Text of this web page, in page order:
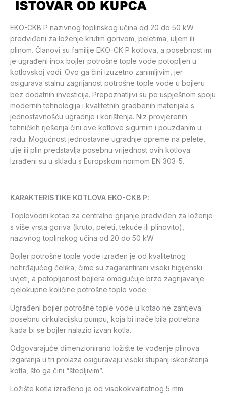
EKO-CKB P nazivnog toplinskog učina od 20 do 50 kW
predviđeni za loženje krutim gorivom, peletima, uljem ili
plinom. Članovi su familije EKO-CK P kotlova, a posebnost im
je ugrađeni inox bojler potrošne tople vode potopljen u
kotlovskoj vodi. Ovo ga čini izuzetno zanimljivim, jer
osigurava stalnu zagrijanost potrošne tople vode u bojleru
bez dodatnih investicija. Prepoznatljivi su po uspješnom spoju
modernih tehnologija i kvalitetnih gradbenih materijala s
jednostavnošću ugradnje i korištenja. Niz provjerenih
tehničkih rješenja čini ove kotlove sigurnim i pouzdanim u
radu. Mogućnost jednostavne ugradnje opreme na pelete,
ulje ili plin predstavlja posebnu vrijednost ovih kotlova.
Izrađeni su u skladu s Europskom normom EN 303-5.
KARAKTERISTIKE KOTLOVA EKO-CKB P:
Toplovodni kotao za centralno grijanje predviđen za loženje
s više vrsta goriva (kruto, peleti, tekuće ili plinovito),
nazivnog toplinskog učina od 20 do 50 kW.
Bojler potrošne tople vode izrađen je od kvalitetnog
nehrđajućeg čelika, čime su zagarantirani visoki higijenski
uvjeti, a potopljenost bojlera omogućuje brzo zagrijavanje
cjelokupne količine potrošne tople vode.
Ugrađeni bojler potrošne tople vode u kotao ne zahtjeva
posebnu cirkulacijsku pumpu, koja bi inače bila potrebna
kada bi se bojler nalazio izvan kotla.
Odgovarajuće dimenzionirano ložište te vođenje plinova
izgaranja u tri prolaza osiguravaju visoki stupanj iskorištenja
kotla, što ga čini “štedljivim”.
Ložište kotla izrađeno je od visokokvalitetnog 5 mm